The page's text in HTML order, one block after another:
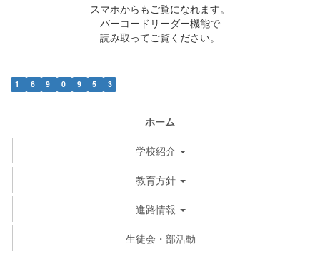
スマホからもご覧になれます。
バーコードリーダー機能で
読み取ってご覧ください。
1 6 9 0 9 5 3
ホーム
学校紹介
教育方針
進路情報
生徒会・部活動